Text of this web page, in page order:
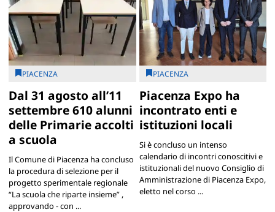
PIACENZA
Dal 31 agosto all’11
settembre 610 alunni
delle Primarie accolti
a scuola
Il Comune di Piacenza ha concluso
la procedura di selezione per il
progetto sperimentale regionale
“La scuola che riparte insieme” ,
approvando - con ...
PIACENZA
Piacenza Expo ha
incontrato enti e
istituzioni locali
Si è concluso un intenso
calendario di incontri conoscitivi e
istituzionali del nuovo Consiglio di
Amministrazione di Piacenza Expo,
eletto nel corso ...